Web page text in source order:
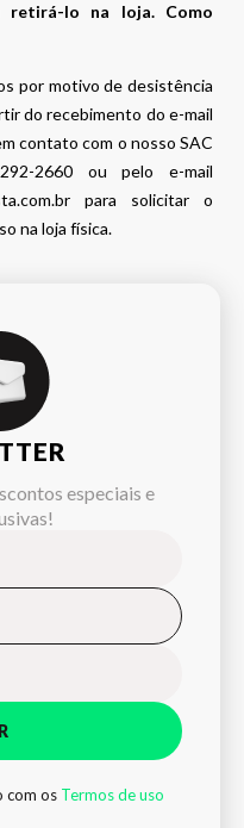
lo na loja. Como
por motivo de desistência
do recebimento do e-mail
contato com o nosso SAC
2660 ou pelo e-mail
para solicitar o
na loja física.
especiais e
com os Termos de uso